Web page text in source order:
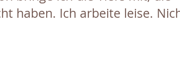
haben. Ich arbeite leise.